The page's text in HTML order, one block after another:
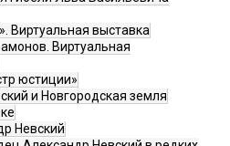
Виртуальная выставка
Виртуальная
юстиции»
и Новгородская земля
Невский